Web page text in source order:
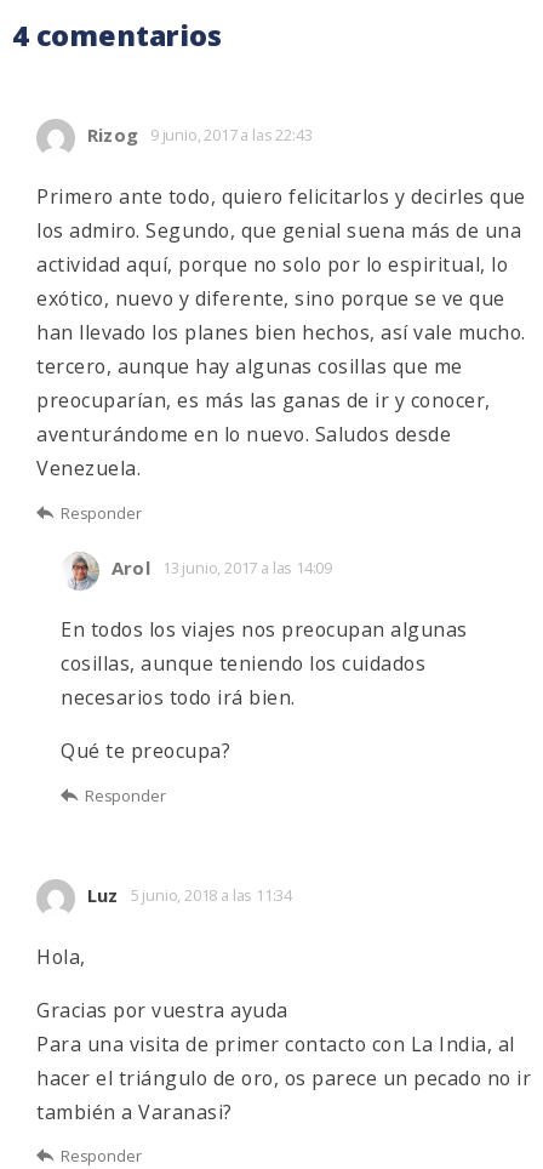
4 comentarios
Rizog 9 junio, 2017 a las 22:43
Primero ante todo, quiero felicitarlos y decirles que
los admiro. Segundo, que genial suena más de una
actividad aquí, porque no solo por lo espiritual, lo
exótico, nuevo y diferente, sino porque se ve que
han llevado los planes bien hechos, así vale mucho.
tercero, aunque hay algunas cosillas que me
preocuparían, es más las ganas de ir y conocer,
aventurándome en lo nuevo. Saludos desde
Venezuela.
Responder
Arol 13 junio, 2017 a las 14:09
En todos los viajes nos preocupan algunas
cosillas, aunque teniendo los cuidados
necesarios todo irá bien.
Qué te preocupa?
Responder
Luz 5 junio, 2018 a las 11:34
Hola,
Gracias por vuestra ayuda
Para una visita de primer contacto con La India, al
hacer el triángulo de oro, os parece un pecado no ir
también a Varanasi?
Responder